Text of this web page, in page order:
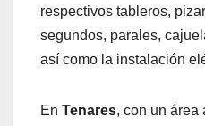
respectivos tableros,
segundos, parales,
así como la instalación
En Tenares, con un área